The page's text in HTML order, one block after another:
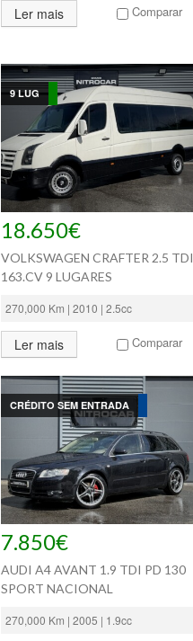
Ler mais Comparar
9 LUG
18.650€
VOLKSWAGEN CRAFTER 2.5 TDI
163.CV 9 LUGARES
270,000 Km | 2010 | 2.5cc
Ler mais Comparar
CRÉDITO SEM ENTRADA
7.850€
AUDI A4 AVANT 1.9 TDI PD 130
SPORT NACIONAL
270,000 Km | 2005 | 1.9cc